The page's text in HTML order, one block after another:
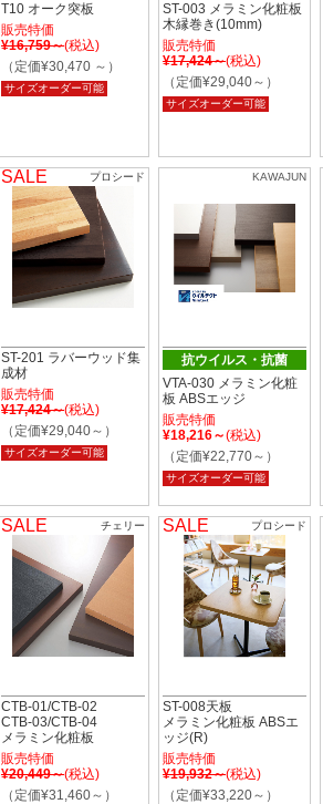
T10 オーク突板
販売特価
¥16,759～(税込)
（定価¥30,470 ～）
サイズオーダー可能
ST-003 メラミン化粧板
木縁巻き(10mm)
販売特価
¥17,424～(税込)
（定価¥29,040～）
サイズオーダー可能
SALE プロシード
ST-201 ラバーウッド集
成材
販売特価
¥17,424～(税込)
（定価¥29,040～）
サイズオーダー可能
KAWAJUN
抗ウイルス・抗菌
VTA-030 メラミン化粧
板 ABSエッジ
販売特価
¥18,216～(税込)
（定価¥22,770～）
サイズオーダー可能
SALE チェリー
CTB-01/CTB-02
CTB-03/CTB-04
メラミン化粧板
販売特価
¥20,449～(税込)
（定価¥31,460～）
SALE プロシード
ST-008天板
メラミン化粧板 ABSエ
ッジ(R)
販売特価
¥19,932～(税込)
（定価¥33,220～）